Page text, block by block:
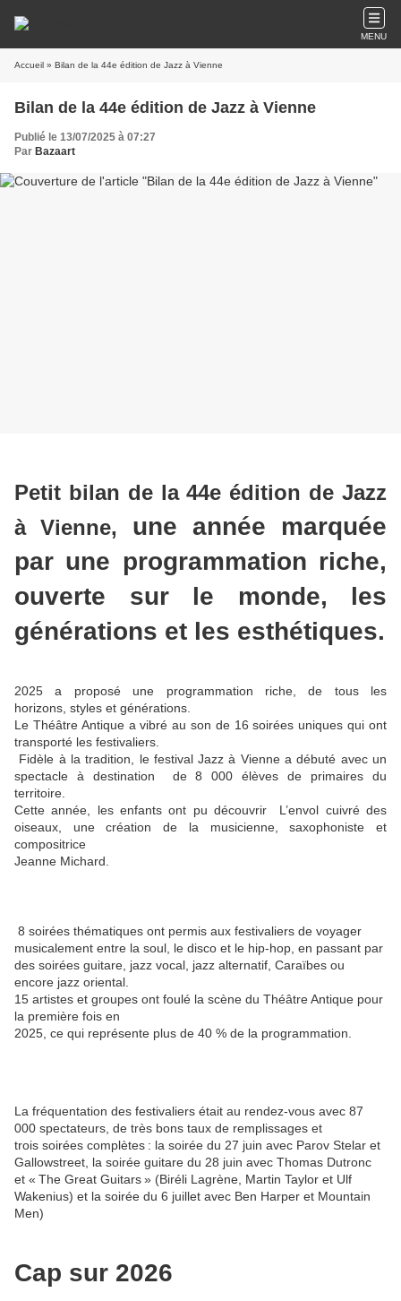
MENU
Accueil » Bilan de la 44e édition de Jazz à Vienne
Bilan de la 44e édition de Jazz à Vienne
Publié le 13/07/2025 à 07:27
Par Bazaart
Petit bilan de la 44e édition de Jazz
à Vienne,
une année marquée
par une programmation riche,
ouverte sur le monde, les
générations et les esthétiques.
2025 a proposé une programmation riche, de tous les
horizons, styles et générations.
Le Théâtre Antique a vibré au son de 16 soirées uniques qui ont
transporté les festivaliers.
Fidèle à la tradition, le festival Jazz à Vienne a débuté avec un
spectacle à destination de 8 000 élèves de primaires du
territoire.
Cette année, les enfants ont pu découvrir L’envol cuivré des
oiseaux, une création de la musicienne, saxophoniste et
compositrice
Jeanne Michard.
8 soirées thématiques ont permis aux festivaliers de voyager
musicalement entre la soul, le disco et le hip-hop, en passant par
des soirées guitare, jazz vocal, jazz alternatif, Caraïbes ou
encore jazz oriental.
15 artistes et groupes ont foulé la scène du Théâtre Antique pour
la première fois en
2025, ce qui représente plus de 40 % de la programmation.
La fréquentation des festivaliers était au rendez-vous avec 87
000 spectateurs, de très bons taux de remplissages et
trois soirées complètes : la soirée du 27 juin avec Parov Stelar et
Gallowstreet, la soirée guitare du 28 juin avec Thomas Dutronc
et « The Great Guitars » (Biréli Lagrène, Martin Taylor et Ulf
Wakenius) et la soirée du 6 juillet avec Ben Harper et Mountain
Men)
Cap sur 2026